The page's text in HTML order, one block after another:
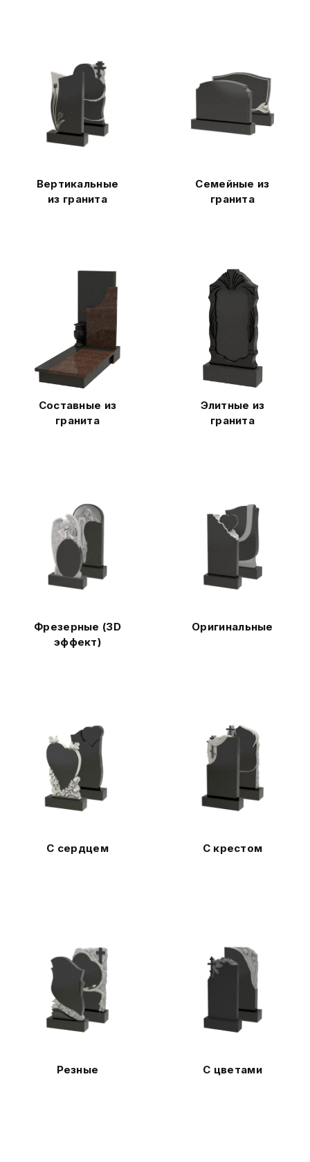
Вертикальные
из гранита
Семейные из
гранита
Составные из
гранита
Элитные из
гранита
Фрезерные (3D
эффект)
Оригинальные
С сердцем С крестом
Резные С цветами